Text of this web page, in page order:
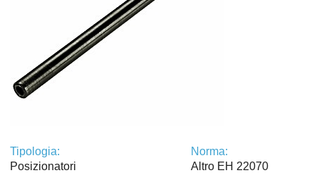
Tipologia:
Posizionatori
Norma:
Altro EH 22070